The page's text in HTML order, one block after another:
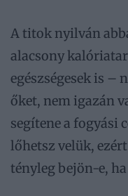
A titok nyilván
alacsony
egészségesek is –
őket, nem igazán
segítene a fogyási
lőhetsz velük,
tényleg bejön-e,